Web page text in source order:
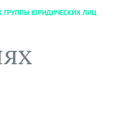
ГРУППЫ ЮРИДИЧЕСКИХ ЛИЦ